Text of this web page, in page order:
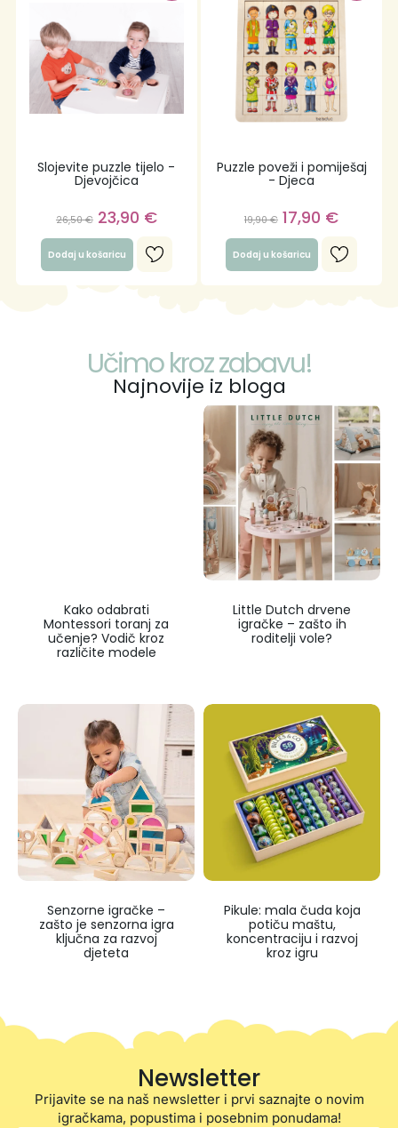
Slojevite puzzle tijelo -
Djevojčica
26,50€ 23,90 €
Dodaj u košaricu
Puzzle poveži i pomiješaj
- Djeca
19,90€ 17,90 €
Dodaj u košaricu
Učimo kroz zabavu!
Najnovije iz bloga
Kako odabrati
Montessori toranj za
učenje? Vodič kroz
različite modele
Little Dutch drvene
igračke – zašto ih
roditelji vole?
Senzorne igračke –
zašto je senzorna igra
ključna za razvoj
djeteta
Pikule: mala čuda koja
potiču maštu,
koncentraciju i razvoj
kroz igru
Newsletter
Prijavite se na naš newsletter i prvi saznajte o novim
igračkama, popustima i posebnim ponudama!